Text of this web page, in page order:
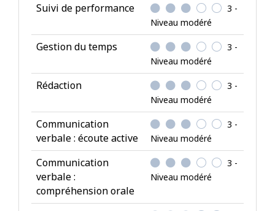
Suivi de performance
3 -
Niveau modéré
Gestion du temps
3 -
Niveau modéré
Rédaction
3 -
Niveau modéré
Communication
verbale : écoute active
3 -
Niveau modéré
Communication
verbale :
compréhension orale
3 -
Niveau modéré